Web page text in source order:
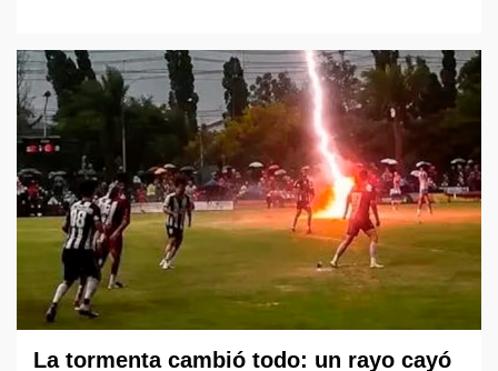
La tormenta cambió todo: un rayo cayó